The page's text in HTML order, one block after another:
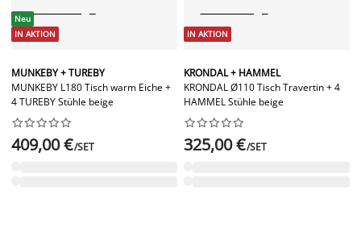
Neu
IN AKTION
MUNKEBY + TUREBY
MUNKEBY L180 Tisch warm Eiche +
4 TUREBY Stühle beige






409,00 €/SET
IN AKTION
KRONDAL + HAMMEL
KRONDAL Ø110 Tisch Travertin + 4
HAMMEL Stühle beige






325,00 €/SET